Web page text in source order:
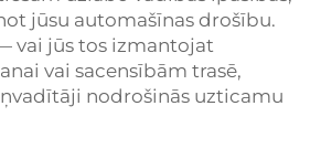
jūsu automašīnas drošību.
vai jūs tos izmantojat
vai sacensībām trasē,
nodrošinās uzticamu